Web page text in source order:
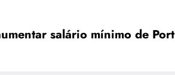
salário mínimo de